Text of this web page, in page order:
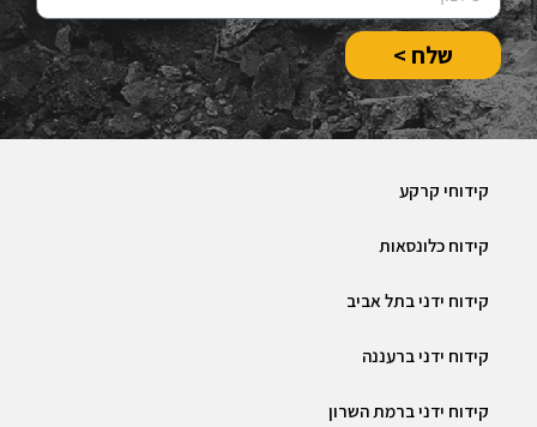
שלח >
קידוחי קרקע
קידוח כלונסאות
קידוח ידני בתל אביב
קידוח ידני ברעננה
קידוח ידני ברמת השרון